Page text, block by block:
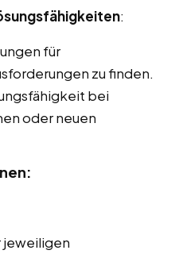
:
für
zu finden.
bei
oder neuen
jeweiligen